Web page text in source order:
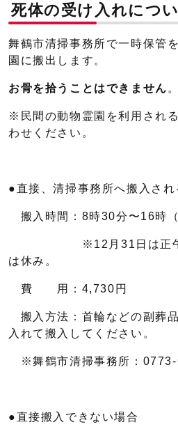
死体の受け入れにつ
舞鶴市清掃事務所で一時保管
園に搬出します。
お骨を拾うことはできません 。
※民間の動物霊園を利用され
わせください。
●直接、清掃事務所へ搬入され
搬入時間：8時30分〜16時（
※12月31日は正午ま
は休み。
費 用：4,730円
搬入方法：首輪などの副葬
入れて搬入してください。
※舞鶴市清掃事務所：
●直接搬入できない場合